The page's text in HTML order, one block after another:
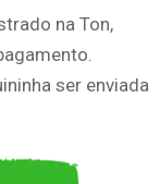
na Ton,
ser enviada